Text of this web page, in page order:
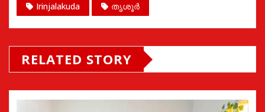
Irinjalakuda തൃശൂർ
RELATED STORY